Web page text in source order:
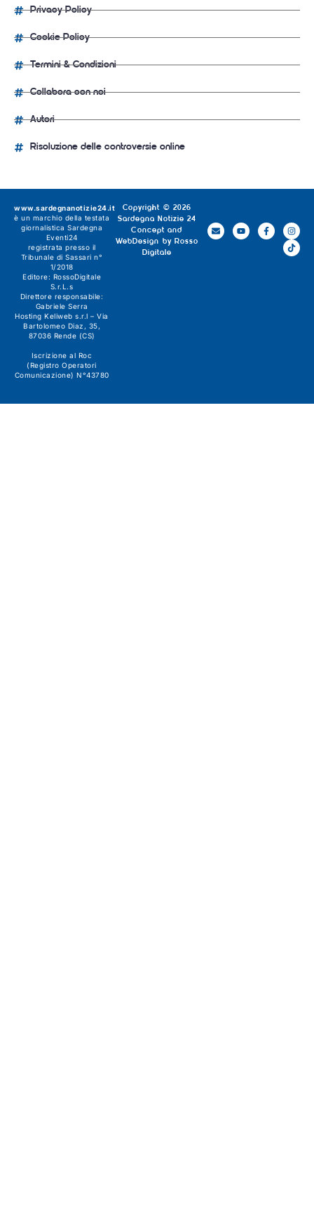
Privacy Policy
Cookie Policy
Termini & Condizioni
Collabora con noi
Autori
Risoluzione delle controversie online
Copyright © 2026
Sardegna Notizie 24
Concept and
WebDesign by Rosso
Digitale
www.sardegnanotizie24.it
è un marchio della testata
giornalistica Sardegna
Eventi24
registrata presso il
Tribunale di Sassari n°
1/2018
Editore: RossoDigitale
S.r.L.s
Direttore responsabile:
Gabriele Serra
Hosting Keliweb s.r.l – Via
Bartolomeo Diaz, 35,
87036 Rende (CS)
Iscrizione al Roc
(Registro Operatori
Comunicazione) N°43780